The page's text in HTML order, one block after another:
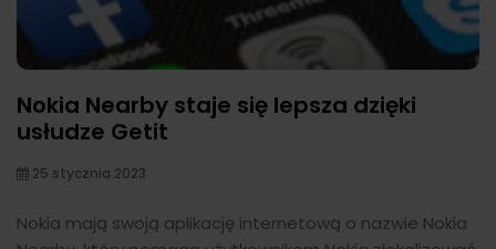
Nokia Nearby staje się lepsza dzięki
usłudze Getit
25 stycznia 2023
Nokia mają swoją aplikację internetową o nazwie Nokia